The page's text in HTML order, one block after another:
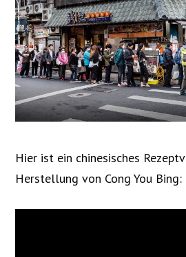
Hier ist ein chinesisches
Herstellung von Cong You Bing: